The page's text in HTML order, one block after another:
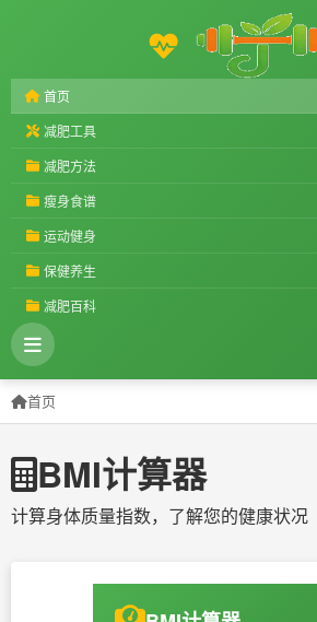
首页
减肥工具
减肥方法
瘦身食谱
运动健身
保健养生
减肥百科
首页
BMI计算器
计算身体质量指数，了解您的健康状况